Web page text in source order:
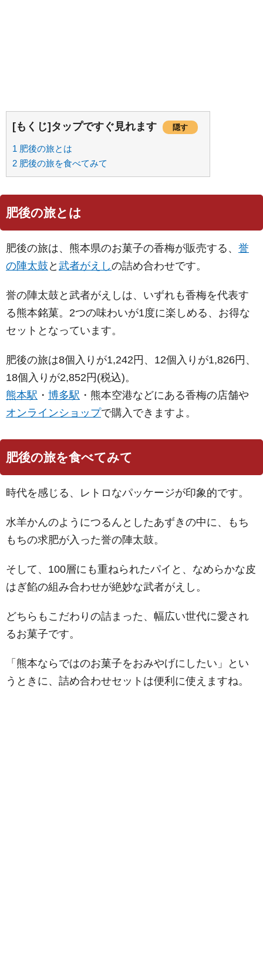
[もくじ]タップですぐ見れます 隠す
1 肥後の旅とは
2 肥後の旅を食べてみて
肥後の旅とは
肥後の旅は、熊本県のお菓子の香梅が販売する、 誉
の陣太鼓と 武者がえしの詰め合わせです。
誉の陣太鼓と武者がえしは、いずれも香梅を代表す
る熊本銘菓。2つの味わいが1度に楽しめる、お得な
セットとなっています。
肥後の旅は8個入りが1,242円、12個入りが1,826円、
18個入りが2,852円(税込)。
熊本駅 ・ 博多駅 ・熊本空港などにある香梅の店舗や
オンラインショップで購入できますよ。
肥後の旅を食べてみて
時代を感じる、レトロなパッケージが印象的です。
水羊かんのようにつるんとしたあずきの中に、もち
もちの求肥が入った誉の陣太鼓。
そして、100層にも重ねられたパイと、なめらかな皮
はぎ餡の組み合わせが絶妙な武者がえし。
どちらもこだわりの詰まった、幅広い世代に愛され
るお菓子です。
「熊本ならではのお菓子をおみやげにしたい」とい
うときに、詰め合わせセットは便利に使えますね。